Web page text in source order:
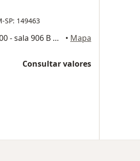
SP: 149463
Avenida João Manoel - 600 - sala 906 B Centro, Arujá • Mapa
Consultar valores